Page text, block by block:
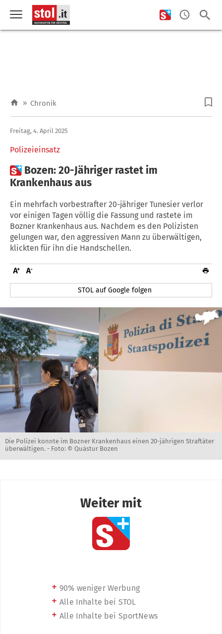
» Chronik
Polizeieinsatz
Freitag, 4. April 2025
 Bozen: 20-Jähriger rastet im
Krankenhaus aus
Ein mehrfach vorbestrafter 20-jähriger Tunesier verlor
vor einigen Tagen völlig die Fassung und rastete im
Bozner Krankenhaus aus. Nachdem es den Polizisten
gelungen war, den aggressiven Mann zu überwältigen,
klickten für ihn die Handschellen.
STOL auf Google folgen
Die Polizei konnte im Bozner Krankenhaus einen 20-jährigen Straftäter
überwältigen. - Foto: © Quästur Bozen